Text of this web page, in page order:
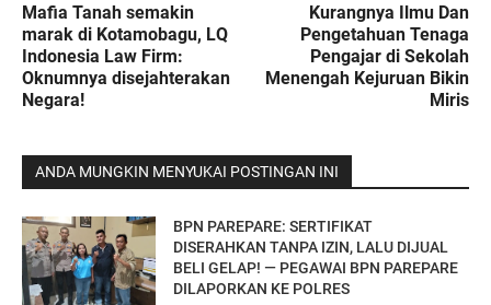
Mafia Tanah semakin
marak di Kotamobagu, LQ
Indonesia Law Firm:
Oknumnya disejahterakan
Negara!
Kurangnya Ilmu Dan
Pengetahuan Tenaga
Pengajar di Sekolah
Menengah Kejuruan Bikin
Miris
ANDA MUNGKIN MENYUKAI POSTINGAN INI
BPN PAREPARE: SERTIFIKAT
DISERAHKAN TANPA IZIN, LALU DIJUAL
BELI GELAP! — PEGAWAI BPN PAREPARE
DILAPORKAN KE POLRES